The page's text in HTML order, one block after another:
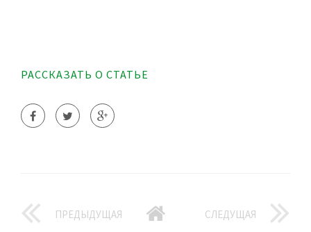
РАССКАЗАТЬ О СТАТЬЕ
ПРЕДЫДУЩАЯ СЛЕДУЩАЯ